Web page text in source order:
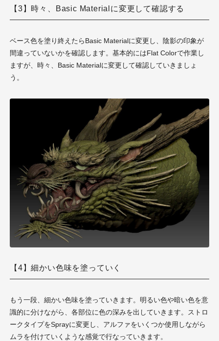
【3】時々、Basic Materialに変更して確認する
ベース色を塗り終えたらBasic Materialに変更し、陰影の印象が
間違っていないかを確認します。基本的にはFlat Colorで作業し
ますが、時々、Basic Materialに変更して確認していきましょ
う。
【4】細かい色味を塗っていく
もう一段、細かい色味を塗っていきます。明るい色や暗い色を意
識的に分けながら、各部位に色の深みを出していきます。ストロ
ークタイプをSprayに変更し、 アルファをいくつか使用しながら
ムラを付けていくような感覚で行なっていきます。